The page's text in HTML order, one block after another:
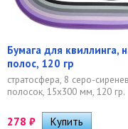
Бумага для
полос, 120 гр
стратосфера, 8 серо-
полосок, 15х300 мм, 120 гр.
278 ₽